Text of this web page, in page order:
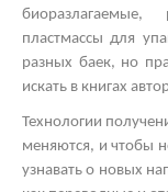
пластмассы для
разных баек, но
искать в книгах
Технологии
меняются, и чтобы
узнавать о новых